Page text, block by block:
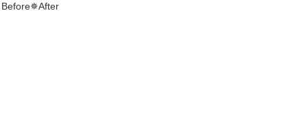
Before✵After